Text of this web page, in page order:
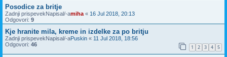
Posodice za britje
Zadnji prispevekNapisal/-amiha « 16 Jul 2018, 20:13
Odgovori: 9
Kje hranite mila, kreme in izdelke za po britju
Zadnji prispevekNapisal/-aPuskin « 11 Jul 2018, 18:56
Odgovori: 46 1 2 3 4 5